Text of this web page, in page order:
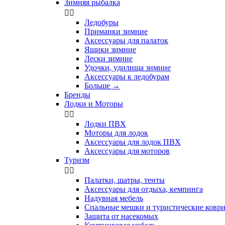
Зимняя рыбалка
 
Ледобуры
Приманки зимние
Аксессуары для палаток
Ящики зимние
Лески зимние
Удочки, удилища зимние
Аксессуары к ледобурам
Больше →
Бренды
Лодки и Моторы
 
Лодки ПВХ
Моторы для лодок
Аксессуары для лодок ПВХ
Аксессуары для моторов
Туризм
 
Палатки, шатры, тенты
Аксессуары для отдыха, кемпинга
Надувная мебель
Спальные мешки и туристические
Защита от насекомых